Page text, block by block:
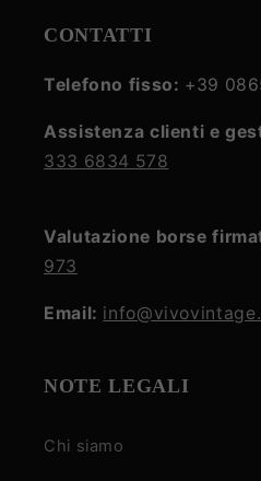
CONTATTI
Telefono fisso: +39
Assistenza clienti e
333 6834 578
Valutazione borse
973
Email:
NOTE LEGALI
Chi siamo